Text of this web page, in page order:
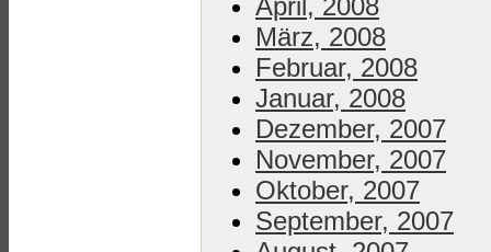
April, 2008
März, 2008
Februar, 2008
Januar, 2008
Dezember, 2007
November, 2007
Oktober, 2007
September, 2007